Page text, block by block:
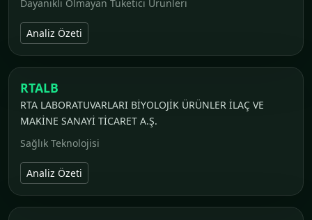
Dayanıklı Olmayan Tüketici Ürünleri
Analiz Özeti
RTALB
RTA LABORATUVARLARI BİYOLOJİK ÜRÜNLER İLAÇ VE
MAKİNE SANAYİ TİCARET A.Ş.
Sağlık Teknolojisi
Analiz Özeti